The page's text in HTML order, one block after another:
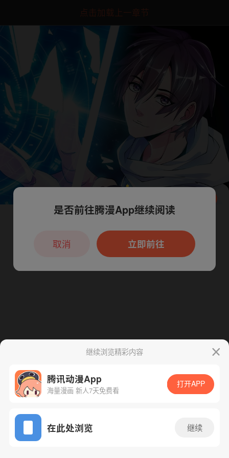
点击加载上一章节
App免费看
腾漫App免费看
继续浏览精彩内容
腾讯动漫App
海量漫画 新人7天免费看
打开APP
在此处浏览 继续
本章节仅支持App阅读，可打开App新用
户7天免费看
是否前往腾漫App继续阅读
立即前往
取消